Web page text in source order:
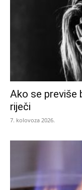
Ako se previše
riječi
7. kolovoza 2026.